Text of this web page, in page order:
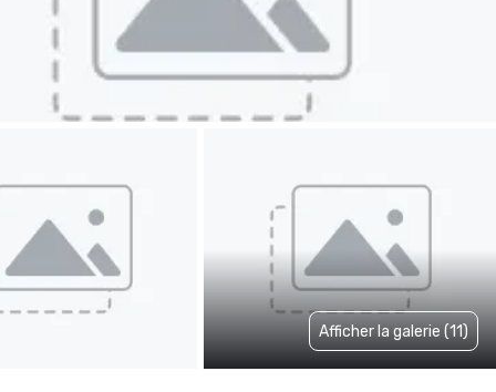
Afficher la galerie (11)